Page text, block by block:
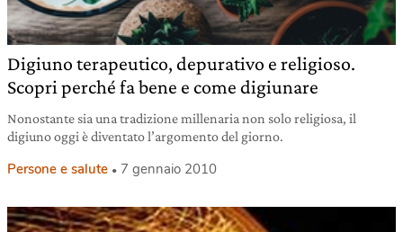
Digiuno terapeutico, depurativo e religioso.
Scopri perché fa bene e come digiunare
Nonostante sia una tradizione millenaria non solo religiosa, il
digiuno oggi è diventato l’argomento del giorno.
Persone e salute 7 gennaio 2010